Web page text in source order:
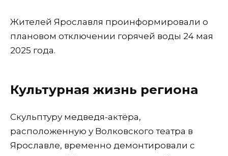
Жителей Ярославля проинформировали о
плановом отключении горячей воды 24 мая
2025 года.
Культурная жизнь региона
Скульптуру медведя-актёра,
расположенную у Волковского театра в
Ярославле, временно демонтировали с